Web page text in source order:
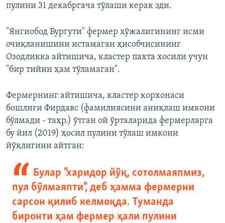
пулини 31 декабргача тўлаши керак эди.
"Янгиобод Бургути" фермер хўжалигининг исми
очиқланишини истамаган ҳисобчисининг
Озодликка айтишича, кластер пахта хосили учун
"бир тийин ҳам тўламаган".
Фермернинг айтишича, кластер корхонаси
бошлиғи Фирдавс (фамилиясини аниқлаш имкони
бўлмади - таҳр.) ўтган ой ўрталарида фермерларга
бу йил (2019) ҳосил пулини тўлаш имкони
йўқлигини айтган:
Булар "харидор йўқ, сотолмаяпмиз,
пул бўлмаяпти", деб ҳамма фермерни
сарсон қилиб келмоқда. Туманда
биронти ҳам фермер ҳали пулини